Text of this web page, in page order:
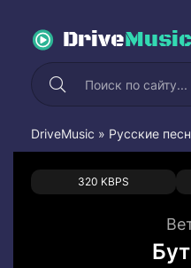
DriveMusic
DriveMusic » Русские
320 KBPS
1